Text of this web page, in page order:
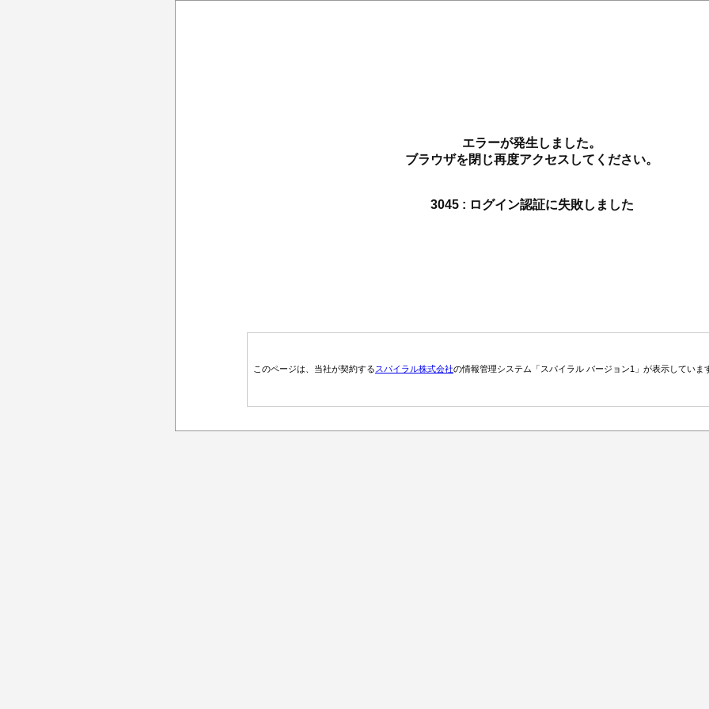
エラーが発生しました。
ブラウザを閉じ再度アクセスしてください。
3045 : ログイン認証に失敗しました
このページは、当社が契約するスパイラル株式会社の情報管理システム「スパイラル バージョン1」が表示していま